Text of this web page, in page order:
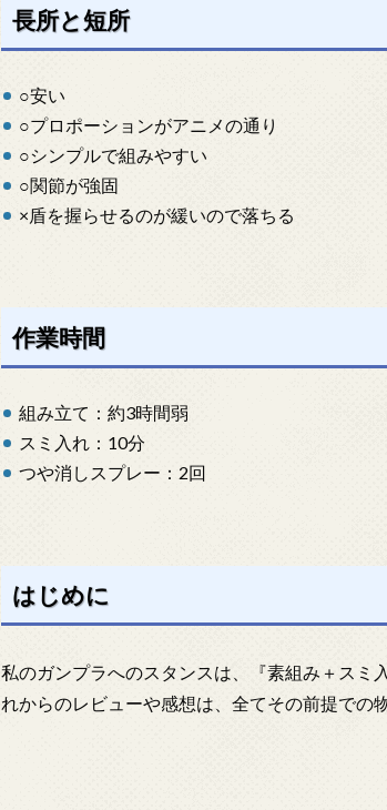
長所と短所
○安い
○プロポーションがアニメの通り
○シンプルで組みやすい
○関節が強固
×盾を握らせるのが緩いので落ちる
作業時間
組み立て：約3時間弱
スミ入れ：10分
つや消しスプレー：2回
はじめに
私のガンプラへのスタンスは、『素組み＋スミ
れからのレビューや感想は、全てその前提での